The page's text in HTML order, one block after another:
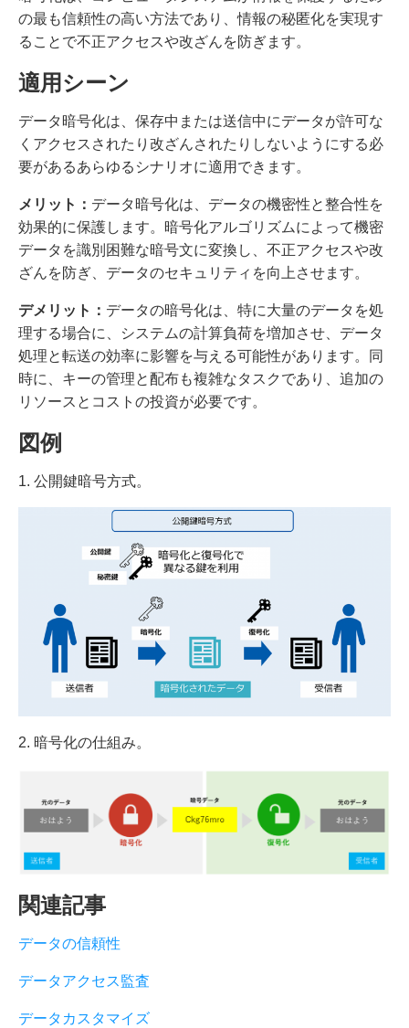
の最も信頼性の高い方法であり、情報の秘匿化を実現す
ることで不正アクセスや改ざんを防ぎます。
適用シーン
データ暗号化は、保存中または送信中にデータが許可な
くアクセスされたり改ざんされたりしないようにする必
要があるあらゆるシナリオに適用できます。
メリット： データ暗号化は、データの機密性と整合性を
効果的に保護します。暗号化アルゴリズムによって機密
データを識別困難な暗号文に変換し、不正アクセスや改
ざんを防ぎ、データのセキュリティを向上させます。
デメリット： データの暗号化は、特に大量のデータを処
理する場合に、システムの計算負荷を増加させ、データ
処理と転送の効率に影響を与える可能性があります。同
時に、キーの管理と配布も複雑なタスクであり、追加の
リソースとコストの投資が必要です。
図例
1. 公開鍵暗号方式。
2. 暗号化の仕組み。
関連記事
データの信頼性
データアクセス監査
データカスタマイズ